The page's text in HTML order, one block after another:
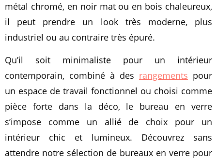
métal chromé, en noir mat ou en bois chaleureux,
il peut prendre un look très moderne, plus
industriel ou au contraire très épuré.
Qu’il soit minimaliste pour un intérieur
contemporain, combiné à des rangements pour
un espace de travail fonctionnel ou choisi comme
pièce forte dans la déco, le bureau en verre
s’impose comme un allié de choix pour un
intérieur chic et lumineux. Découvrez sans
attendre notre sélection de bureaux en verre pour